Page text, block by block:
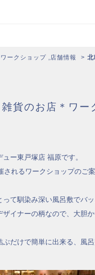
ワークショップ ,店舗情報
貨のお店＊ワ
ー東戸塚店 福原です。
されるワークショップのご案
て馴染み深い風呂敷でバッ
イナーの柄なので、大胆か
ぶだけで簡単に出来る、風